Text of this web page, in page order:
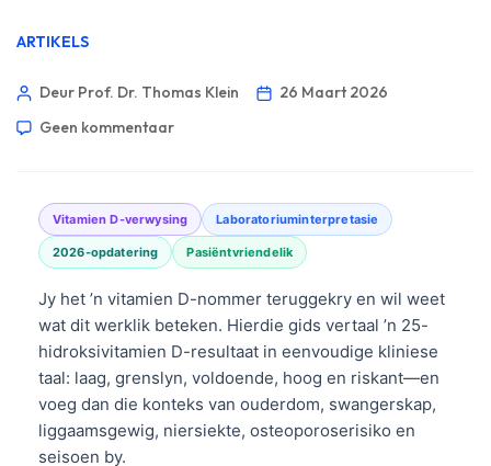
ARTIKELS
Deur Prof. Dr. Thomas Klein
26 Maart 2026
Geen kommentaar
Vitamien D-verwysing Laboratoriuminterpretasie
2026-opdatering Pasiëntvriendelik
Jy het ’n vitamien D-nommer teruggekry en wil weet
wat dit werklik beteken. Hierdie gids vertaal ’n 25-
hidroksivitamien D-resultaat in eenvoudige kliniese
taal: laag, grenslyn, voldoende, hoog en riskant—en
voeg dan die konteks van ouderdom, swangerskap,
liggaamsgewig, niersiekte, osteoporoserisiko en
seisoen by.